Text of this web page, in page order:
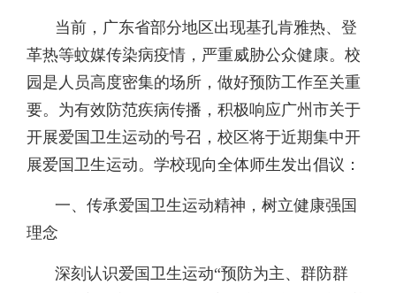
当前，广东省部分地区出现基孔肯雅热、登
革热等蚊媒传染病疫情，严重威胁公众健康。校
园是人员高度密集的场所，做好预防工作至关重
要。为有效防范疾病传播，积极响应广州市关于
开展爱国卫生运动的号召，校区将于近期集中开
展爱国卫生运动。学校现向全体师生发出倡议：
一、传承爱国卫生运动精神，树立健康强国
理念
深刻认识爱国卫生运动“预防为主、群防群